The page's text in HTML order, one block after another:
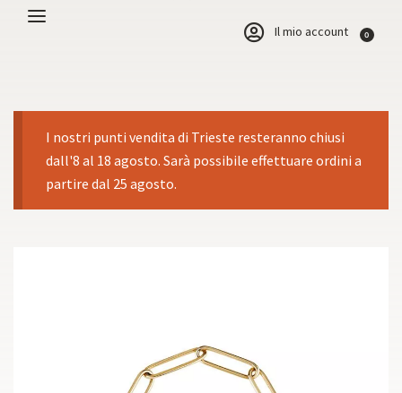
Il mio account 0
I nostri punti vendita di Trieste resteranno chiusi
dall'8 al 18 agosto. Sarà possibile effettuare ordini a
partire dal 25 agosto.